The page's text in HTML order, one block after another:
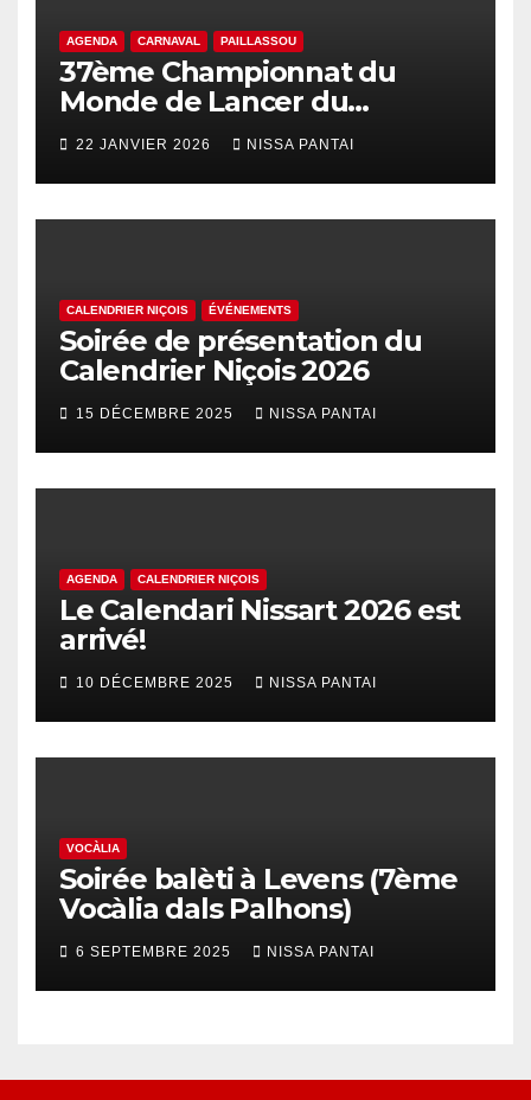
AGENDA CARNAVAL PAILLASSOU
37ème Championnat du
Monde de Lancer du
Palhasso
22 JANVIER 2026 NISSA PANTAI
CALENDRIER NIÇOIS ÉVÉNEMENTS
Soirée de présentation du
Calendrier Niçois 2026
15 DÉCEMBRE 2025 NISSA PANTAI
AGENDA CALENDRIER NIÇOIS
Le Calendari Nissart 2026 est
arrivé!
10 DÉCEMBRE 2025 NISSA PANTAI
VOCÀLIA
Soirée balèti à Levens (7ème
Vocàlia dals Palhons)
6 SEPTEMBRE 2025 NISSA PANTAI